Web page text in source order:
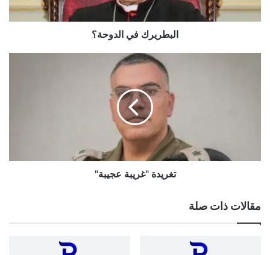
البطريرك في الدوحة؟
تغريدة "غريبة عجيبة"
مقالات ذات صلة